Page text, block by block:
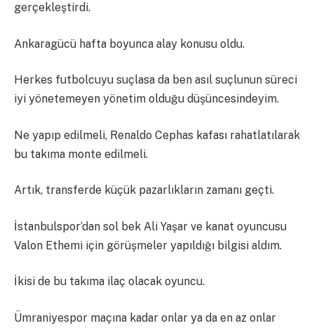
gerçekleştirdi.
Ankaragücü hafta boyunca alay konusu oldu.
Herkes futbolcuyu suçlasa da ben asıl suçlunun süreci
iyi yönetemeyen yönetim olduğu düşüncesindeyim.
Ne yapıp edilmeli, Renaldo Cephas kafası rahatlatılarak
bu takıma monte edilmeli.
Artık, transferde küçük pazarlıkların zamanı geçti.
İstanbulspor’dan sol bek Ali Yaşar ve kanat oyuncusu
Valon Ethemi için görüşmeler yapıldığı bilgisi aldım.
İkisi de bu takıma ilaç olacak oyuncu.
Ümraniyespor maçına kadar onlar ya da en az onlar